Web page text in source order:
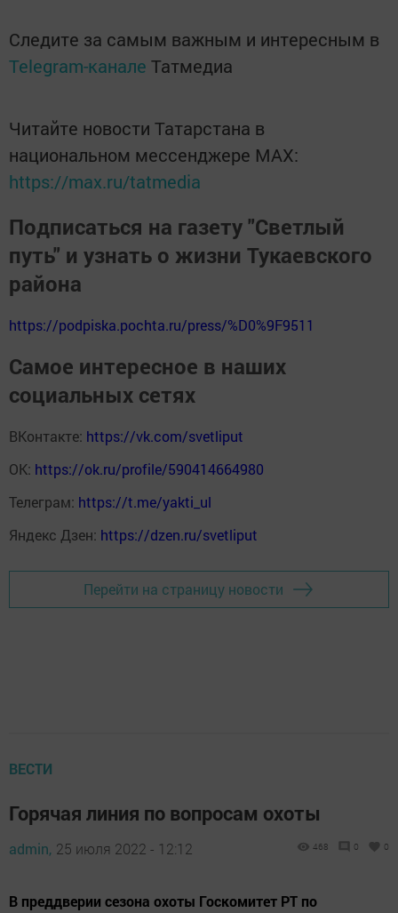
Следите за самым важным и интересным в
Telegram-канале Татмедиа
Читайте новости Татарстана в
национальном мессенджере MАХ:
https://max.ru/tatmedia
Подписаться на газету "Светлый
путь" и узнать о жизни Тукаевского
района
https://podpiska.pochta.ru/press/%D0%9F9511
Самое интересное в наших
социальных сетях
ВКонтакте: https://vk.com/svetliput
ОК: https://ok.ru/profile/590414664980
Телеграм: https://t.me/yakti_ul
Яндекс Дзен: https://dzen.ru/svetliput
Перейти на страницу новости
ВЕСТИ
Горячая линия по вопросам охоты
admin, 25 июля 2022 - 12:12 468 0 0
В преддверии сезона охоты Госкомитет РТ по